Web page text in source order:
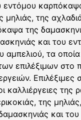
εντόμου
μηλιάς, της
της
και του
αμπελιού, τα
επιλέξιμων στο
Επιλέξιμες
καλλιέργειες της
της
και του